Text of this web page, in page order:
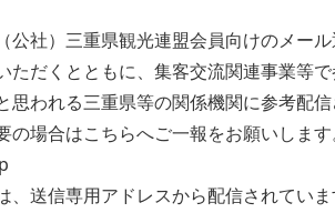
公社）三重県観光連盟会員向けのメー
ただくとともに、集客交流関連事業等
思われる三重県等の関係機関に参考配
の場合はこちらへご一報をお願いします
送信専用アドレスから配信されていま